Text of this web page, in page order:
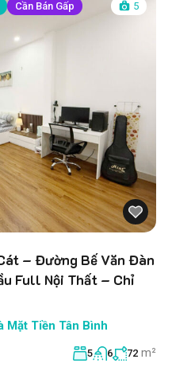
Cần Bán Gấp 5
– Đường Bế Văn Đàn
Full Nội Thất – Chỉ
Mặt Tiền Tân Bình
5 6 72 m²